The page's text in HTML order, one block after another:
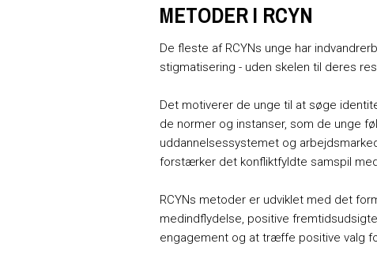
METODER I RCYN
De fleste af RCYNs unge har
stigmatisering - uden skelen til deres
Det motiverer de unge til at søge
de normer og instanser, som de unge
uddannelsessystemet og
forstærker det konfliktfyldte samspil
RCYNs metoder er udviklet med det
medindflydelse, positive
engagement og at træffe positive valg